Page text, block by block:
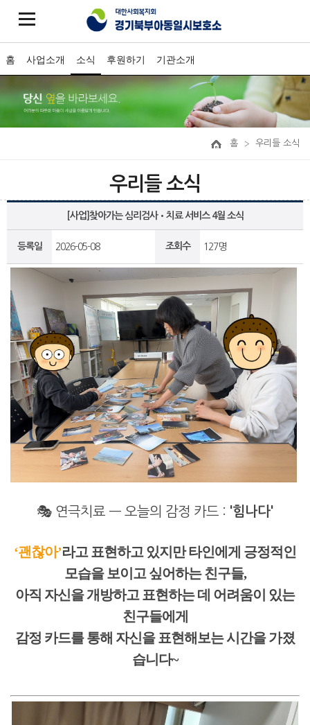
홈 사업소개 소식 후원하기 기관소개
홈 우리들 소식
우리들 소식
[사업]찾아가는 심리검사•치료 서비스 4월 소식
등록일 2026-05-08 조회수 127명
🎭 연극치료 — 오늘의 감정 카드 : '힘나다'
‘괜찮아’라고 표현하고 있지만 타인에게 긍정적인
모습을 보이고 싶어하는 친구들,
아직 자신을 개방하고 표현하는 데 어려움이 있는
친구들에게
감정 카드를 통해 자신을 표현해보는 시간을 가졌
습니다~